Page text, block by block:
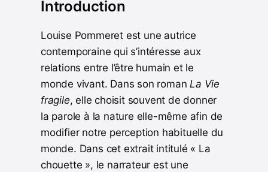
Introduction
Louise Pommeret est une autrice
contemporaine qui s’intéresse aux
relations entre l’être humain et le
monde vivant. Dans son romanLa Vie
fragile, elle choisit souvent de donner
la parole à la nature elle-même afin de
modifier notre perception habituelle du
monde. Dans cet extrait intitulé « La
chouette », le narrateur est une